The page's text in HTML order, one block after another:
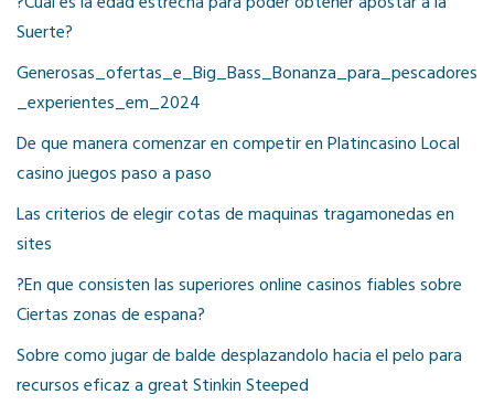
Suerte?
Generosas_ofertas_e_Big_Bass_Bonanza_para_pescadores
_experientes_em_2024
De que manera comenzar en competir en Platincasino Local
casino juegos paso a paso
Las criterios de elegir cotas de maquinas tragamonedas en
sites
?En que consisten las superiores online casinos fiables sobre
Ciertas zonas de espana?
Sobre como jugar de balde desplazandolo hacia el pelo para
recursos eficaz a great Stinkin Steeped